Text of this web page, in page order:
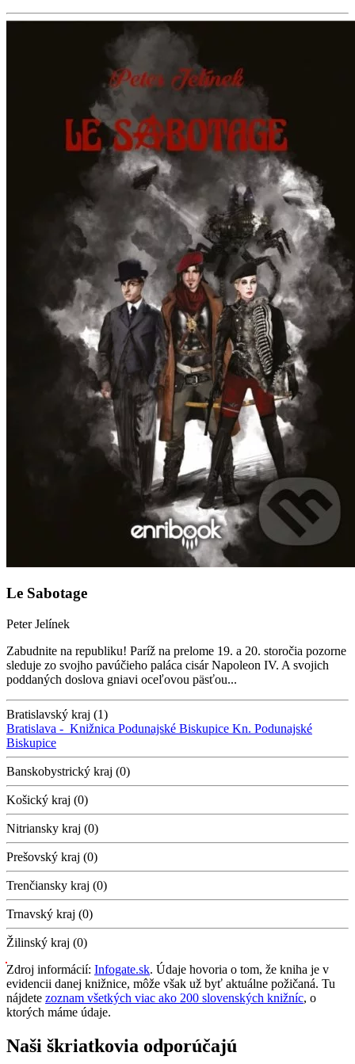
Le Sabotage
Peter Jelínek
Zabudnite na republiku! Paríž na prelome 19. a 20. storočia pozorne
sleduje zo svojho pavúčieho paláca cisár Napoleon IV. A svojich
poddaných doslova gniavi oceľovou päsťou...
Bratislavský kraj (1)
Bratislava - Knižnica Podunajské Biskupice Kn. Podunajské
Biskupice
Banskobystrický kraj (0)
Košický kraj (0)
Nitriansky kraj (0)
Prešovský kraj (0)
Trenčiansky kraj (0)
Trnavský kraj (0)
Žilinský kraj (0)
Zdroj informácií: Infogate.sk. Údaje hovoria o tom, že kniha je v
evidencii danej knižnice, môže však už byť aktuálne požičaná. Tu
nájdete zoznam všetkých viac ako 200 slovenských knižníc, o
ktorých máme údaje.
Naši škriatkovia odporúčajú